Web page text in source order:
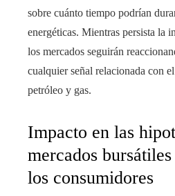
sobre cuánto tiempo podrían
energéticas. Mientras persista la
los mercados seguirán
cualquier señal relacionada con
petróleo y gas.
Impacto en las
mercados
los consumidores